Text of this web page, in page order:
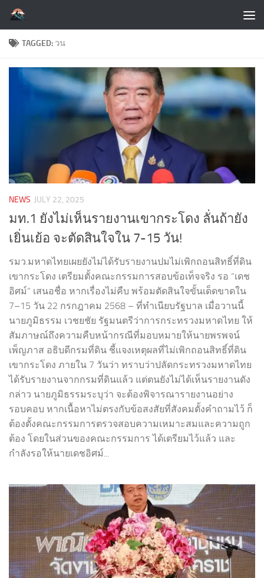
Skip to content
TAGGED: วน
NEWS JULY 22, 2025
มท.1 ยังไม่เห็นรายงานเขากระโดง ลั่นถ้ายัง
เยิ่นเย้อ จะตัดสินใจใน 7-15 วัน!
รมว.มหาดไทยเผยยังไม่ได้รับรายงานปมไม่เพิกถอนสิทธิ์ที่ดิน
เขากระโดง เตรียมตั้งคณะกรรมการสอบข้อเท็จจริง รอ “เดช
อิศม์” เสนอชื่อ หากเรื่องไม่คืบ พร้อมตัดสินใจขั้นเด็ดขาดใน
7–15 วัน 22 กรกฎาคม 2568 – ที่ทำเนียบรัฐบาล เมื่อวานนี้
นายภูมิธรรม เวชยชัย รัฐมนตรีว่าการกระทรวงมหาดไทย ให้
สัมภาษณ์ถึงความคืบหน้ากรณีที่มอบหมายให้นายพรพจน์
เพ็ญภาส อธิบดีกรมที่ดิน ชี้แจงเหตุผลที่ไม่เพิกถอนสิทธิ์ที่ดิน
เขากระโดง ภายใน 7 วันว่า ทราบว่าปลัดกระทรวงมหาดไทย
ได้รับรายงานจากกรมที่ดินแล้ว แต่ตนยังไม่ได้เห็นรายงานดัง
กล่าว นายภูมิธรรมระบุว่า จะต้องพิจารณารายงานอย่าง
รอบคอบ หากเนื้อหาไม่ตรงกับข้อสงสัยที่สังคมตั้งคำถามไว้ ก็
ต้องตั้งคณะกรรมการตรวจสอบความเหมาะสมและความถูก
ต้อง โดยในส่วนของคณะกรรมการ ได้เตรียมไว้แล้ว และ
กำลังรอให้นายเดชอิศม์...